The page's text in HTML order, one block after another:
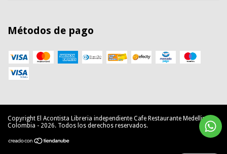
Métodos de pago
Copyright El Acontista Libreria independiente Cafe Restaurante Medellin
Colombia - 2026. Todos los derechos reservados.